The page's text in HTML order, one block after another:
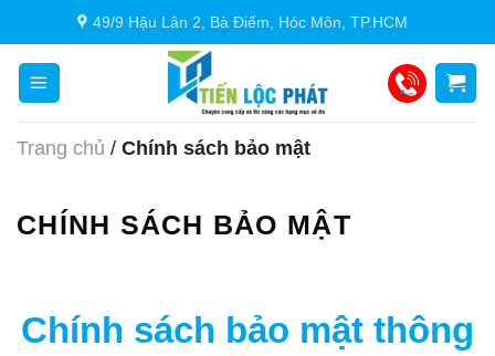
đến
dung
49/9 Hậu Lân 2, Bà Điểm, Hóc Môn, TP.HCM
Trang chủ / Chính sách bảo mật
CHÍNH SÁCH BẢO MẬT
Chính sách bảo mật thông